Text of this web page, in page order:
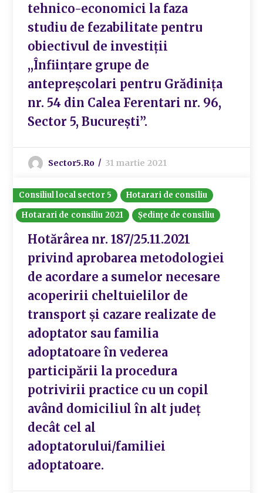
tehnico-economici la faza
studiu de fezabilitate pentru
obiectivul de investiții
,,Înființare grupe de
antepreșcolari pentru Grădinița
nr. 54 din Calea Ferentari nr. 96,
Sector 5, București”.
Sector5.ro 31 martie 2021
Consiliul local sector 5
Hotarari de consiliu
Hotarari de consiliu 2021
Ședințe de consiliu
Hotărârea nr. 187/25.11.2021
privind aprobarea metodologiei
de acordare a sumelor necesare
acoperirii cheltuielilor de
transport și cazare realizate de
adoptator sau familia
adoptatoare în vederea
participării la procedura
potrivirii practice cu un copil
având domiciliul în alt județ
decât cel al
adoptatorului/familiei
adoptatoare.